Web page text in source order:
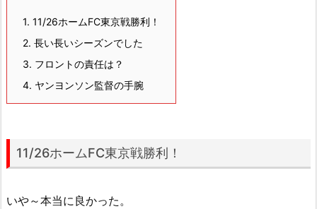
1. 11/26ホームFC東京戦勝利！
2. 長い長いシーズンでした
3. フロントの責任は？
4. ヤンヨンソン監督の手腕
11/26ホームFC東京戦勝利！
いや～本当に良かった。